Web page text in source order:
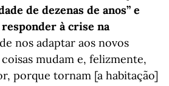
de dezenas de anos” e
à crise na
nos adaptar aos novos
mudam e, felizmente,
porque tornam [a habitação]